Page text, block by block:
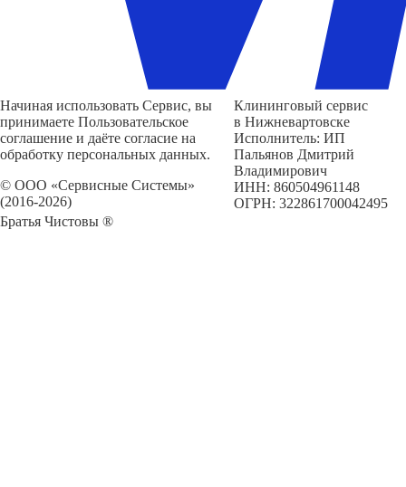
Начиная использовать Сервис, вы
принимаете Пользовательское
соглашение и даёте согласие на
обработку персональных данных.
© ООО «Сервисные Системы»
(2016-2026)
Братья Чистовы ®
Клининговый сервис
в Нижневартовске
Исполнитель: ИП
Пальянов Дмитрий
Владимирович
ИНН: 860504961148
ОГРН: 322861700042495